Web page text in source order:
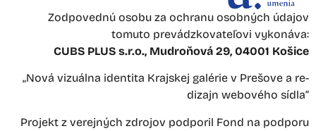
Zodpovednú osobu za ochranu osobných údajov
tomuto prevádzkovateľovi vykonáva:
CUBS PLUS s.r.o., Mudroňová 29, 04001 Košice
„Nová vizuálna identita Krajskej galérie v Prešove a re-
dizajn webového sídla“
Projekt z verejných zdrojov podporil Fond na podporu